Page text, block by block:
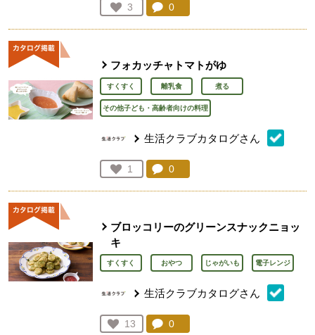
お気に入り登録：
3
人が登録
コメント：
0
フォカッチャトマトがゆ
すくすく 離乳食 煮る
その他子ども・高齢者向けの料理
生活クラブカタログさん
お気に入り登録：
1
人が登録
コメント：
0
ブロッコリーのグリーンスナックニョッ
キ
すくすく おやつ じゃがいも 電子レンジ
生活クラブカタログさん
お気に入り登録：
13
コメント：
0